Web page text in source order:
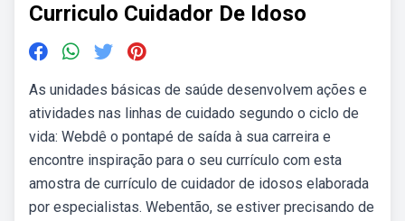
Curriculo Cuidador De Idoso
As unidades básicas de saúde desenvolvem ações e
atividades nas linhas de cuidado segundo o ciclo de
vida: Webdê o pontapé de saída à sua carreira e
encontre inspiração para o seu currículo com esta
amostra de currículo de cuidador de idosos elaborada
por especialistas. Webentão, se estiver precisando de